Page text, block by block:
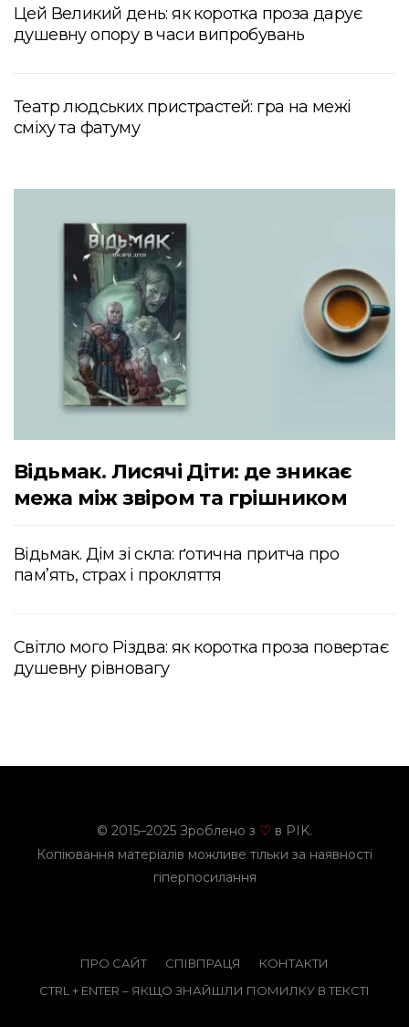
Цей Великий день: як коротка проза дарує
душевну опору в часи випробувань
Театр людських пристрастей: гра на межі
сміху та фатуму
Відьмак. Лисячі Діти: де зникає
межа між звіром та грішником
Відьмак. Дім зі скла: ґотична притча про
пам’ять, страх і прокляття
Світло мого Різдва: як коротка проза повертає
душевну рівновагу
© 2015–2025 Зроблено з ♡ в PIK.
Копіювання матеріалів можливе тільки за наявності
гіперпосилання
ПРО САЙТ СПІВПРАЦЯ
КОНТАКТИ
CTRL + ENTER – ЯКЩО ЗНАЙШЛИ ПОМИЛКУ В ТЕКСТІ